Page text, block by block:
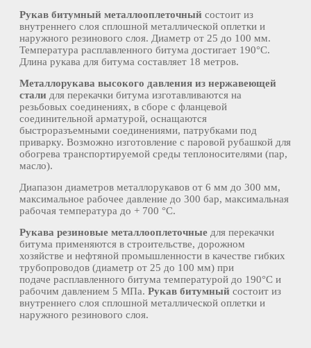
Рукав битумный металлооплеточный состоит из
внутреннего слоя сплошной металлической оплетки и
наружного резинового слоя. Диаметр от 25 до 100 мм.
Температура расплавленного битума достигает 190°С.
Длина рукава для битума составляет 18 метров.
Металлорукава высокого давления из нержавеющей
стали для перекачки битума изготавливаются на
резьбовых соединениях, в сборе с фланцевой
соединительной арматурой, оснащаются
быстроразъемными соединениями, патрубками под
приварку. Возможно изготовление с паровой рубашкой для
обогрева транспортируемой среды теплоносителями (пар,
масло).
Диапазон диаметров металлорукавов от 6 мм до 300 мм,
максимальное рабочее давление до 300 бар, максимальная
рабочая температура до + 700 °C.
Рукава резиновые металлооплеточные для перекачки
битума применяются в строительстве, дорожном
хозяйстве и нефтяной промышленности в качестве гибких
трубопроводов (диаметр от 25 до 100 мм) при
подаче расплавленного битума температурой до 190°С и
рабочим давлением 5 МПа. Рукав битумный состоит из
внутреннего слоя сплошной металлической оплетки и
наружного резинового слоя.